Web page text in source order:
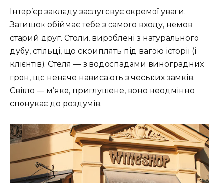
Інтер’єр закладу заслуговує окремої уваги.
Затишок обіймає тебе з самого входу, немов
старий друг. Столи, вироблені з натурального
дубу, стільці, що скриплять під вагою історії (і
клієнтів). Стеля — з водоспадами виноградних
грон, що неначе нависають з чеських замків.
Світло — м’яке, приглушене, воно неодмінно
спонукає до роздумів.